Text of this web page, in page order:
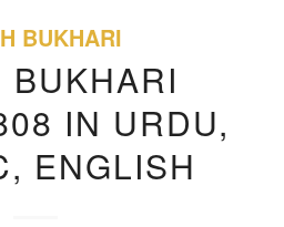
BUKHARI
BUKHARI
IN URDU,
ENGLISH